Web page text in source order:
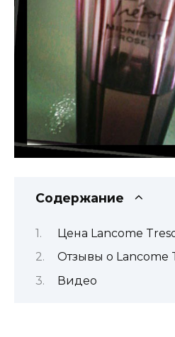
Содержание
Цена Lancome
Отзывы о Lancome
Видео